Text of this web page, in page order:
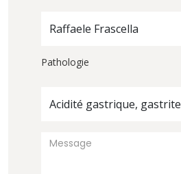
Raffaele Frascella
Pathologie
Acidité gastrique, gastrite